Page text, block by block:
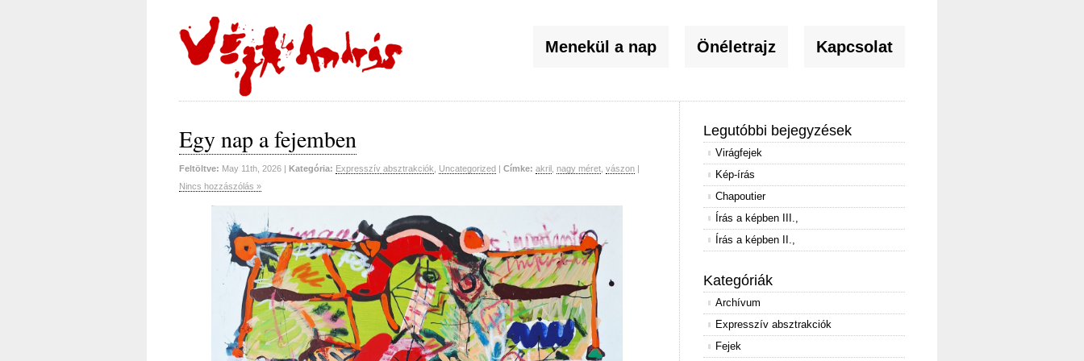
Menekül a nap Önéletrajz Kapcsolat
Egy nap a fejemben
Feltöltve: May 11th, 2026 | Kategória: Expresszív absztrakciók Uncategorized | Címke: akril nagy méret vászon |
Nincs hozzászólás »
Legutóbbi bejegyzések
Virágfejek
Kép-írás
Chapoutier
Írás a képben III.,
Írás a képben II.,
Kategóriák
Archívum
Expresszív absztrakciók
Fejek